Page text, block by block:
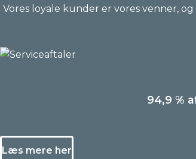
Vores loyale kunder er vores venner,
94,9 %
Læs mere her